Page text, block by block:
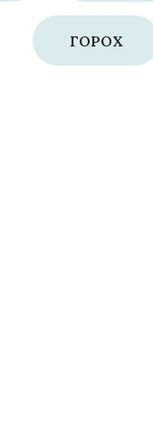
ГОРОХ